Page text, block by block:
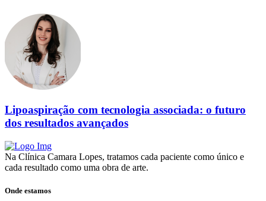
Lipoaspiração com tecnologia associada: o futuro
dos resultados avançados
Na Clínica Camara Lopes, tratamos cada paciente como único e
cada resultado como uma obra de arte.
Onde estamos